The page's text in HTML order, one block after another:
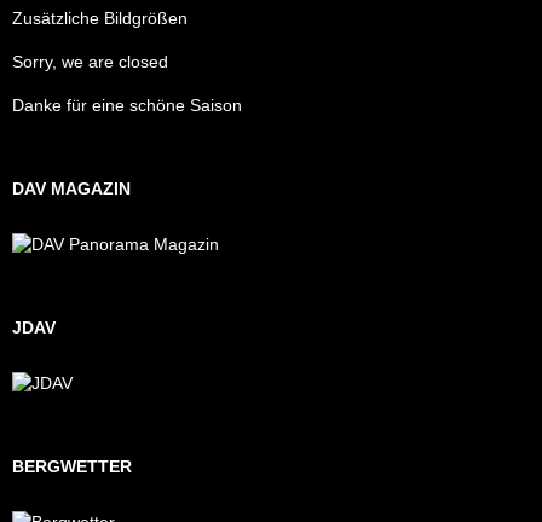
Zusätzliche Bildgrößen
Sorry, we are closed
Danke für eine schöne Saison
DAV MAGAZIN
JDAV
BERGWETTER